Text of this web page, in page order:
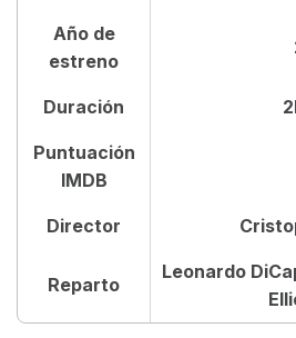
Año de
estreno
Duración
Puntuación
IMDB
Director
Reparto
Leonardo